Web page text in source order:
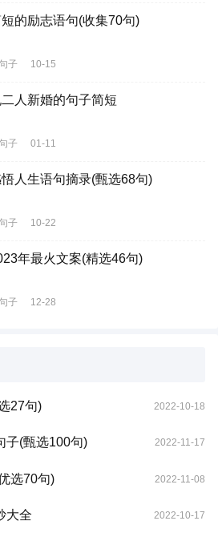
的励志语句(收集70句)
子 10-15
人新婚的句子简短
子 01-11
人生语句摘录(甄选68句)
子 10-22
年最火文案(精选46句)
子 12-28
27句) 2022-10-18
子(甄选100句) 2022-11-17
选70句) 2022-11-08
大全 2022-10-17